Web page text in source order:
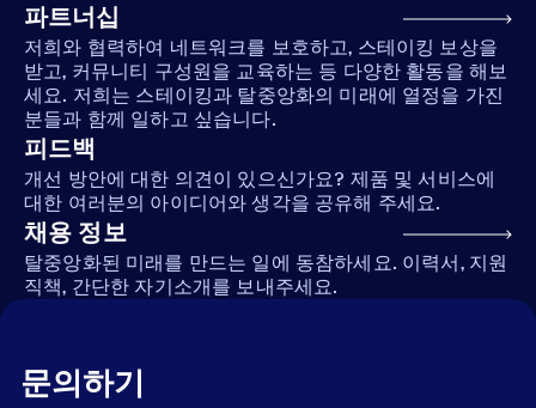
파트너십
저희와 협력하여 네트워크를 보호하고, 스테이킹 보상을
받고, 커뮤니티 구성원을 교육하는 등 다양한 활동을 해보
세요. 저희는 스테이킹과 탈중앙화의 미래에 열정을 가진
분들과 함께 일하고 싶습니다.
피드백
개선 방안에 대한 의견이 있으신가요? 제품 및 서비스에
대한 여러분의 아이디어와 생각을 공유해 주세요.
채용 정보
탈중앙화된 미래를 만드는 일에 동참하세요. 이력서, 지원
직책, 간단한 자기소개를 보내주세요.
문의하기